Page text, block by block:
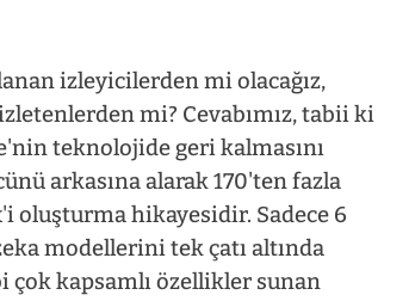
izleyicilerden mi olacağız,
mi? Cevabımız, tabii ki
teknolojide geri kalmasını
arkasına alarak 170'ten fazla
oluşturma hikayesidir. Sadece 6
modellerini tek çatı altında
çok kapsamlı özellikler sunan